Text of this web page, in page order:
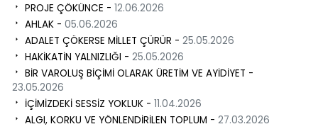
PROJE ÇÖKÜNCE - 12.06.2026
AHLAK - 05.06.2026
ADALET ÇÖKERSE MİLLET ÇÜRÜR - 25.05.2026
HAKİKATİN YALNIZLIĞI - 25.05.2026
BİR VAROLUŞ BİÇİMİ OLARAK ÜRETİM VE AYİDİYET -
23.05.2026
İÇİMİZDEKİ SESSİZ YOKLUK - 11.04.2026
ALGI, KORKU VE YÖNLENDİRİLEN TOPLUM - 27.03.2026